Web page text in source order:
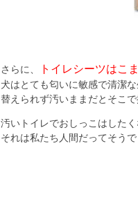
さらに、 トイレシーツはこ
犬はとても匂いに敏感で清潔
替えられず汚いままだとそこで
汚いトイレでおしっこはしたく
それは私たち人間だってそうで